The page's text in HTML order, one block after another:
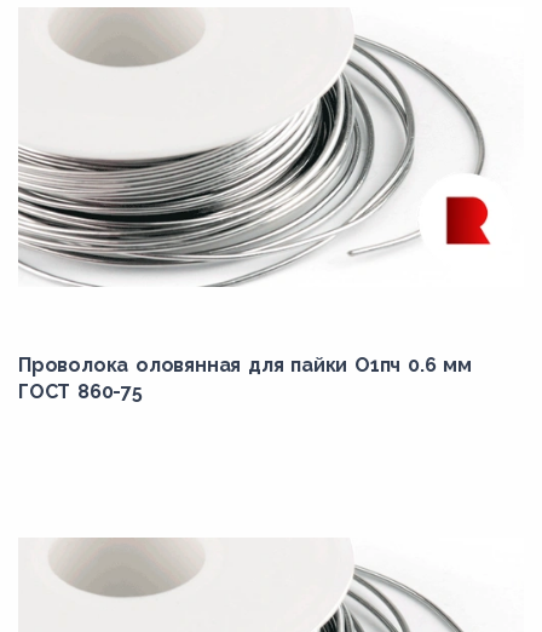
Проволока оловянная для пайки О1пч 0.6 мм
ГОСТ 860-75